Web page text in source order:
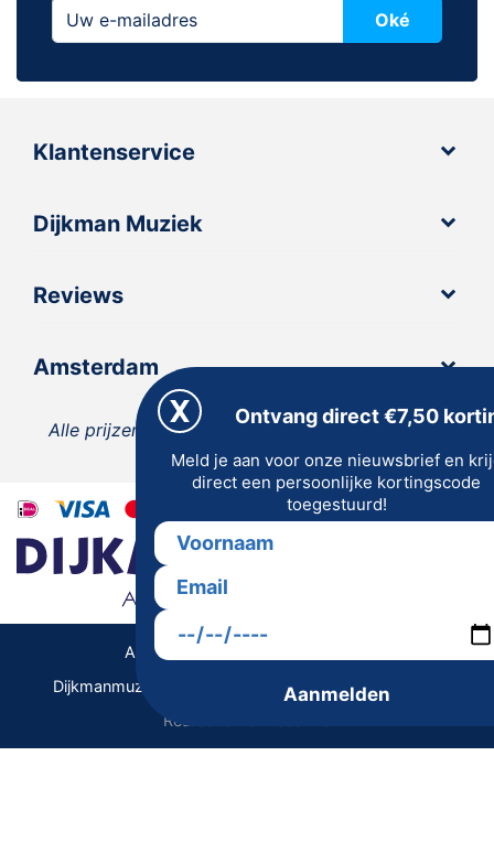
Oké
Klantenservice
Dijkman Muziek
Reviews
Amsterdam
Alle prijzen zijn inclusief 21% BTW, tenzij anders
vermeld.
Dijkmanmuziek 2026 © | Alle rechten voorbehouden
Realisatie De Websmid
Algemene Voorwaarden | Privacy
Ontvang direct €7,50
Meld je aan voor onze nieuwsbrief en
direct een persoonlijke kortingscode
toegestuurd!
Aanmelden